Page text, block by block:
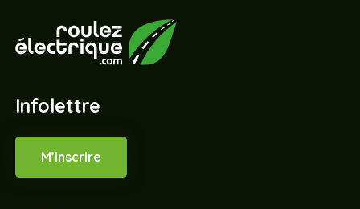
Infolettre
M’inscrire